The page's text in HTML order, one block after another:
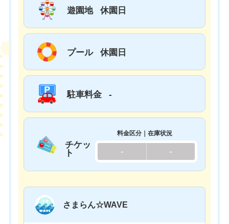
遊園地 休園日
プール 休園日
駐車料金 -
チケッ
ト
料金区分｜在庫状況
- -
さまらん☆WAVE